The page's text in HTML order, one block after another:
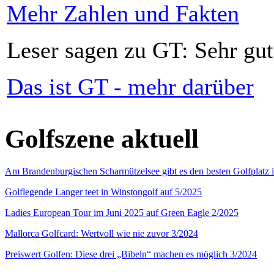
Mehr Zahlen und Fakten
Leser sagen zu GT: Sehr
Das ist GT - mehr darüber
Golfszene aktuell
Am Brandenburgischen Scharmützelsee gibt es den besten
Golflegende Langer teet in Winstongolf auf 5/2025
Ladies European Tour im Juni 2025 auf Green Eagle 2/2025
Mallorca Golfcard: Wertvoll wie nie zuvor 3/2024
Preiswert Golfen: Diese drei „Bibeln“ machen es möglich 3/2024